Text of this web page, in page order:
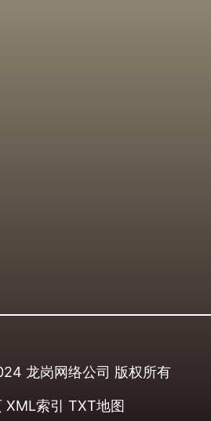
龙岗网络公司 版权所有
XML索引 TXT地图